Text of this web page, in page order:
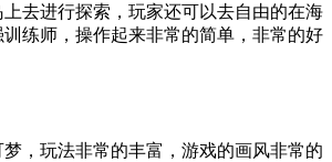
去进行探索，玩家还可以去自由的在海
练师，操作起来非常的简单，非常的好
，玩法非常的丰富，游戏的画风非常的